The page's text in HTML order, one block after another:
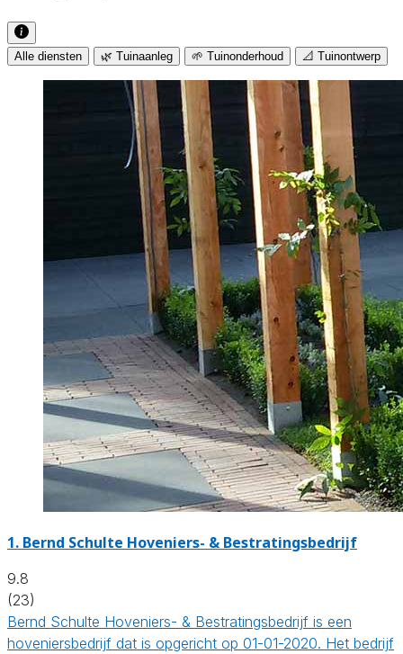
Alle diensten 🌿 Tuinaanleg 🌱 Tuinonderhoud 📐 Tuinontwerp
1. Bernd Schulte Hoveniers- & Bestratingsbedrijf
9.8
(23)
Bernd Schulte Hoveniers- & Bestratingsbedrijf is een
hoveniersbedrijf dat is opgericht op 01-01-2020. Het bedrijf